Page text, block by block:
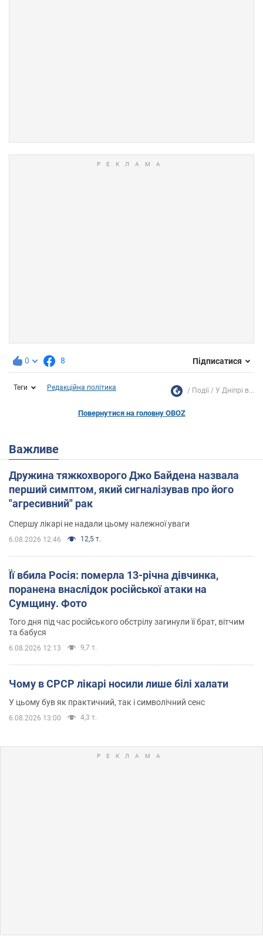
0 8 Підписатися
Теги Редакційна політика Події У Дніпрі в...
Повернутися на головну OBOZ
Важливе
Дружина тяжкохворого Джо Байдена назвала
перший симптом, який сигналізував про його
"агресивний" рак
Спершу лікарі не надали цьому належної уваги
6.08.2026 12:46 12,5 т.
Її вбила Росія: померла 13-річна дівчинка,
поранена внаслідок російської атаки на
Сумщину. Фото
Того дня під час російського обстрілу загинули її брат, вітчим
та бабуся
6.08.2026 12:13 9,7 т.
Чому в СРСР лікарі носили лише білі халати
У цьому був як практичний, так і символічний сенс
6.08.2026 13:00 4,3 т.